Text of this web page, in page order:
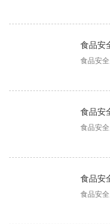
食品安
食品安
食品安
食品安